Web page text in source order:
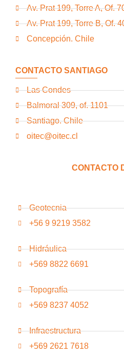
Av. Prat 199, Torre A, Of.
Av. Prat 199, Torre B, Of.
Concepción. Chile
CONTACTO SANTIAGO
Las Condes
Balmoral 309, of. 1101
Santiago. Chile
oitec@oitec.cl
CONTACTO
Geotecnia
+56 9 9219 3582
Hidráulica
+569 8822 6691
Topografía
+569 8237 4052
Infraestructura
+569 2621 7618